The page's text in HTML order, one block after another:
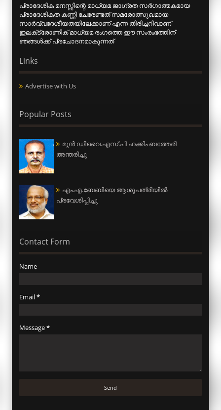
പ്രാദേശിക മനസ്സിന്റെ മാധ്യമ ജാഗ്രത സര്‍ഗാത്മകമായ
പ്രാദേശികത കണ്ണി ചേരേണ്ടത് സമരോത്സുഖമായ
സാര്‍വ്വദേശീയതയിലേക്കാണ് എന്ന തിരിച്ചറിവാണ്
ഇലക്‌ട്രോണിക് മാധ്യമ രംഗത്തെ ഈ സംരംഭത്തിന്
ഞങ്ങള്‍ക്ക് പ്രചോദനമാകുന്നത്
Links
Advertise with Us
Popular Posts
മുന്‍ ഡിവൈ.എസ്.പി ഹക്കിം ബത്തേരി
അന്തരിച്ചു
എം.എ.ബേബിയെ ആശുപത്രിയില്‍
പ്രവേശിപ്പിച്ചു
Contact Form
Name
Email*
Message*